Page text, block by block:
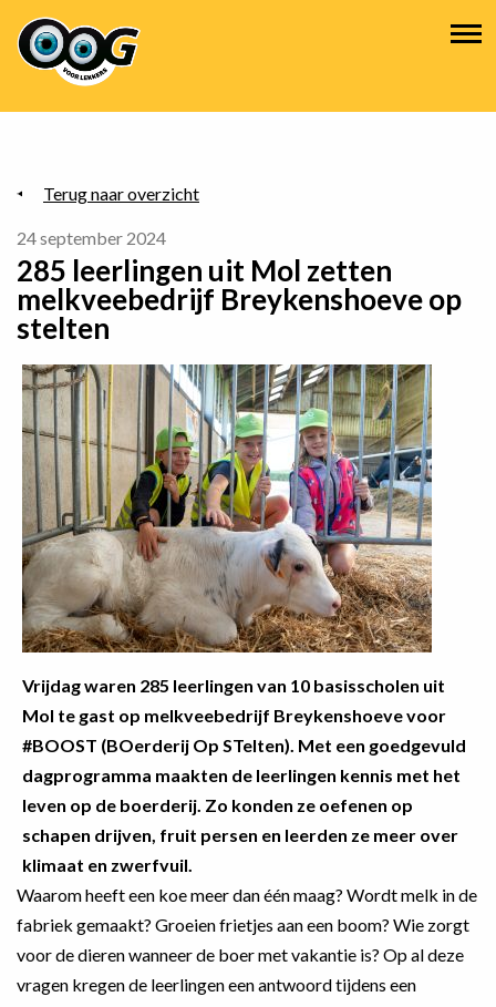
Overslaan
en
naar
inhoud
Hoofdnavigatie
Terug naar overzicht
24 september 2024
285 leerlingen uit Mol zetten
melkveebedrijf Breykenshoeve op
stelten
Vrijdag waren 285 leerlingen van 10 basisscholen uit
Mol te gast op melkveebedrijf Breykenshoeve voor
#BOOST (BOerderij Op STelten). Met een goedgevuld
dagprogramma maakten de leerlingen kennis met het
leven op de boerderij. Zo konden ze oefenen op
schapen drijven, fruit persen en leerden ze meer over
klimaat en zwerfvuil.
Waarom heeft een koe meer dan één maag? Wordt melk in de
fabriek gemaakt? Groeien frietjes aan een boom? Wie zorgt
voor de dieren wanneer de boer met vakantie is? Op al deze
vragen kregen de leerlingen een antwoord tijdens een